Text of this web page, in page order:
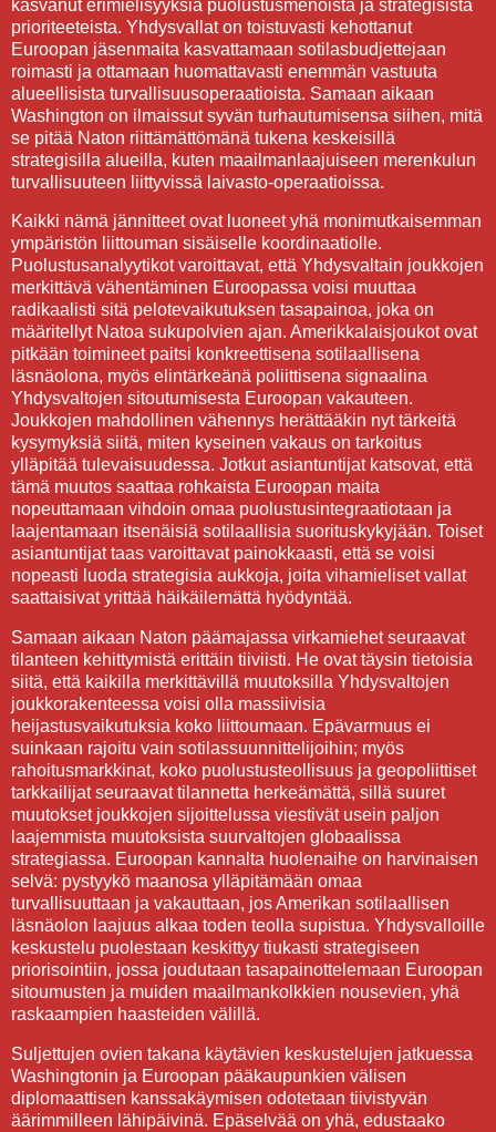
kasvanut erimielisyyksiä puolustusmenoista ja strategisista
prioriteeteista. Yhdysvallat on toistuvasti kehottanut
Euroopan jäsenmaita kasvattamaan sotilasbudjettejaan
roimasti ja ottamaan huomattavasti enemmän vastuuta
alueellisista turvallisuusoperaatioista. Samaan aikaan
Washington on ilmaissut syvän turhautumisensa siihen, mitä
se pitää Naton riittämättömänä tukena keskeisillä
strategisilla alueilla, kuten maailmanlaajuiseen merenkulun
turvallisuuteen liittyvissä laivasto-operaatioissa.
Kaikki nämä jännitteet ovat luoneet yhä monimutkaisemman
ympäristön liittouman sisäiselle koordinaatiolle.
Puolustusanalyytikot varoittavat, että Yhdysvaltain joukkojen
merkittävä vähentäminen Euroopassa voisi muuttaa
radikaalisti sitä pelotevaikutuksen tasapainoa, joka on
määritellyt Natoa sukupolvien ajan. Amerikkalaisjoukot ovat
pitkään toimineet paitsi konkreettisena sotilaallisena
läsnäolona, myös elintärkeänä poliittisena signaalina
Yhdysvaltojen sitoutumisesta Euroopan vakauteen.
Joukkojen mahdollinen vähennys herättääkin nyt tärkeitä
kysymyksiä siitä, miten kyseinen vakaus on tarkoitus
ylläpitää tulevaisuudessa. Jotkut asiantuntijat katsovat, että
tämä muutos saattaa rohkaista Euroopan maita
nopeuttamaan vihdoin omaa puolustusintegraatiotaan ja
laajentamaan itsenäisiä sotilaallisia suorituskykyjään. Toiset
asiantuntijat taas varoittavat painokkaasti, että se voisi
nopeasti luoda strategisia aukkoja, joita vihamieliset vallat
saattaisivat yrittää häikäilemättä hyödyntää.
Samaan aikaan Naton päämajassa virkamiehet seuraavat
tilanteen kehittymistä erittäin tiiviisti. He ovat täysin tietoisia
siitä, että kaikilla merkittävillä muutoksilla Yhdysvaltojen
joukkorakenteessa voisi olla massiivisia
heijastusvaikutuksia koko liittoumaan. Epävarmuus ei
suinkaan rajoitu vain sotilassuunnittelijoihin; myös
rahoitusmarkkinat, koko puolustusteollisuus ja geopoliittiset
tarkkailijat seuraavat tilannetta herkeämättä, sillä suuret
muutokset joukkojen sijoittelussa viestivät usein paljon
laajemmista muutoksista suurvaltojen globaalissa
strategiassa. Euroopan kannalta huolenaihe on harvinaisen
selvä: pystyykö maanosa ylläpitämään omaa
turvallisuuttaan ja vakauttaan, jos Amerikan sotilaallisen
läsnäolon laajuus alkaa toden teolla supistua. Yhdysvalloille
keskustelu puolestaan keskittyy tiukasti strategiseen
priorisointiin, jossa joudutaan tasapainottelemaan Euroopan
sitoumusten ja muiden maailmankolkkien nousevien, yhä
raskaampien haasteiden välillä.
Suljettujen ovien takana käytävien keskustelujen jatkuessa
Washingtonin ja Euroopan pääkaupunkien välisen
diplomaattisen kanssakäymisen odotetaan tiivistyvän
äärimmilleen lähipäivinä. Epäselvää on yhä, edustaako